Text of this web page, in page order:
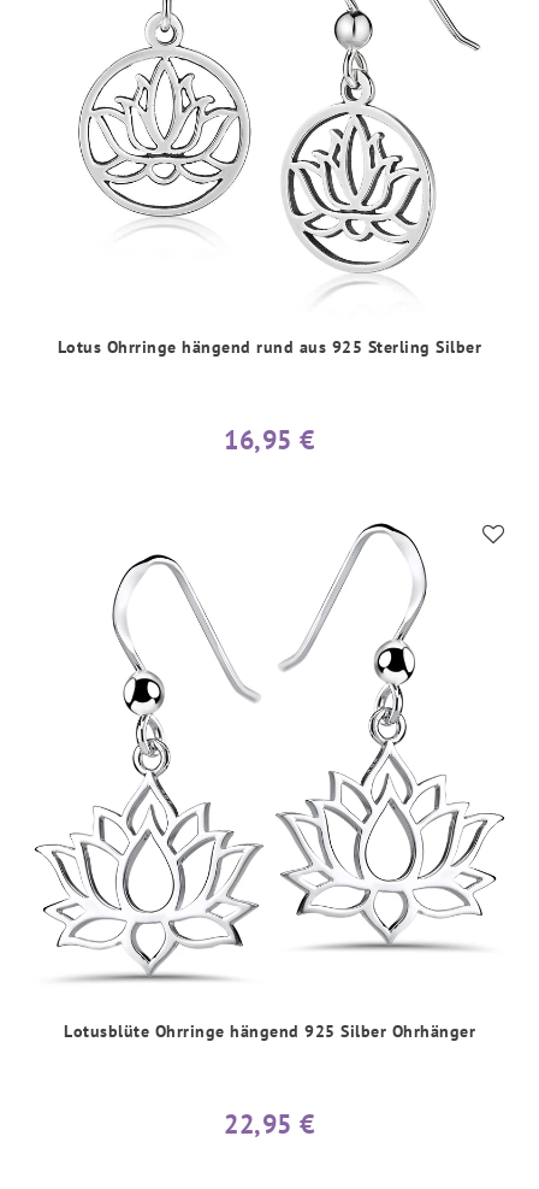
Lotus Ohrringe hängend rund aus 925 Sterling Silber
16,95 €
Lotusblüte Ohrringe hängend 925 Silber Ohrhänger
22,95 €